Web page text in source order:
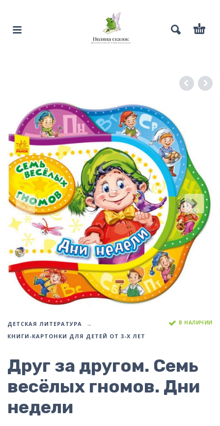
ДЕТСКАЯ ЛИТЕРАТУРА
КНИГИ-КАРТОНКИ ДЛЯ ДЕТЕЙ ОТ 3-Х ЛЕТ
В НАЛИЧИИ
Друг за другом. Семь
весёлых гномов. Дни
недели